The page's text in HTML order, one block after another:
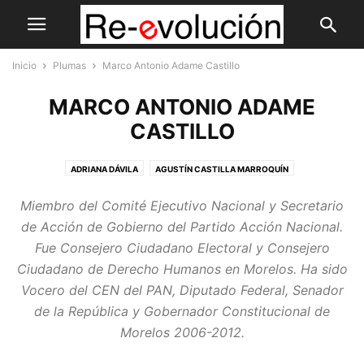
Inicio Plumas Marco Antonio Adame Castillo
MARCO ANTONIO ADAME
CASTILLO
ADRIANA DÁVILA AGUSTÍN CASTILLA MARROQUÍN
ARMANDO SALINAS TORRE CARLOS ALBERTO PÉREZ CUEVAS
CARLOS FERNANDO ANGULO PARRA DANIEL ÁVILA RUIZ
DANIEL CABEZA DE VACA HERNÁNDEZ ÉCTOR JAIME RAMÍREZ BARBA
ERNESTO CORDERO ARROYO ERNESTO RUFFO APPEL
ESTHER QUINTANA SALINAS FEDERICO DÖRING FERNANDO DWORAK
FRANCISCO MORENO GERARDO DE LA CONCHA
GERARDO PRIEGO TAPIA GERMÁN DE LA GARZA ESTRADA
Miembro del Comité Ejecutivo Nacional y Secretario
de Acción de Gobierno del Partido Acción Nacional.
Fue Consejero Ciudadano Electoral y Consejero
Ciudadano de Derecho Humanos en Morelos. Ha sido
Vocero del CEN del PAN, Diputado Federal, Senador
de la República y Gobernador Constitucional de
Morelos 2006-2012.